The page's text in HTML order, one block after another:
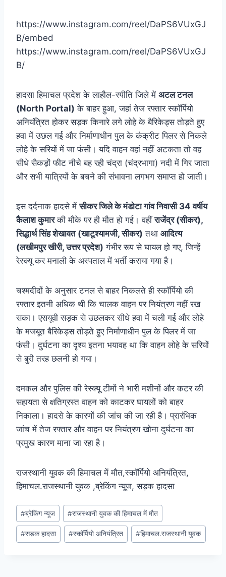
https://www.instagram.com/reel/DaPS6VUxGJ
B/embed
https://www.instagram.com/reel/DaPS6VUxGJ
B/
हादसा हिमाचल प्रदेश के लाहौल-स्पीति जिले में अटल टनल
(North Portal) के बाहर हुआ, जहां तेज रफ्तार स्कॉर्पियो
अनियंत्रित होकर सड़क किनारे लगे लोहे के बैरिकेड्स तोड़ते हुए
हवा में उछल गई और निर्माणाधीन पुल के कंक्रीट पिलर से निकले
लोहे के सरियों में जा फंसी। यदि वाहन वहां नहीं अटकता तो वह
सीधे सैकड़ों फीट नीचे बह रही चंद्रा (चंद्रभागा) नदी में गिर जाता
और सभी यात्रियों के बचने की संभावना लगभग समाप्त हो जाती।
इस दर्दनाक हादसे मेंसीकर जिले के मंडोटा गांव निवासी 34 वर्षीय
कैलाश कुमारकी मौके पर ही मौत हो गई। वहींराजेंद्र (सीकर),
सिद्धार्थ सिंह शेखावत (खाटूश्यामजी, सीकर) तथा आदित्य
(लखीमपुर खीरी, उत्तर प्रदेश) गंभीर रूप से घायल हो गए, जिन्हें
रेस्क्यू कर मनाली के अस्पताल में भर्ती कराया गया है।
चश्मदीदों के अनुसार टनल से बाहर निकलते ही स्कॉर्पियो की
रफ्तार इतनी अधिक थी कि चालक वाहन पर नियंत्रण नहीं रख
सका। एसयूवी सड़क से उछलकर सीधे हवा में चली गई और लोहे
के मजबूत बैरिकेड्स तोड़ते हुए निर्माणाधीन पुल के पिलर में जा
फंसी। दुर्घटना का दृश्य इतना भयावह था कि वाहन लोहे के सरियों
से बुरी तरह छलनी हो गया।
दमकल और पुलिस की रेस्क्यू टीमों ने भारी मशीनों और कटर की
सहायता से क्षतिग्रस्त वाहन को काटकर घायलों को बाहर
निकाला। हादसे के कारणों की जांच की जा रही है। प्रारंभिक
जांच में तेज रफ्तार और वाहन पर नियंत्रण खोना दुर्घटना का
प्रमुख कारण माना जा रहा है।
राजस्थानी युवक की हिमाचल में मौत,स्कॉर्पियो अनियंत्रित,
हिमाचल.राजस्थानी युवक ,ब्रेकिंग न्यूज, सड़क हादसा
Post
Tags:
#ब्रेकिंग न्यूज #राजस्थानी युवक की हिमाचल में मौत
#सड़क हादसा #स्कॉर्पियो अनियंत्रित #हिमाचल.राजस्थानी युवक